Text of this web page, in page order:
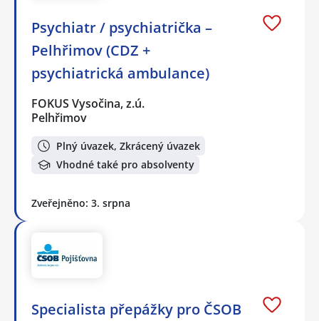
Psychiatr / psychiatrička –
Pelhřimov (CDZ +
psychiatrická ambulance)
FOKUS Vysočina, z.ú.
Pelhřimov
Plný úvazek, Zkrácený úvazek
Vhodné také pro absolventy
Zveřejněno: 3. srpna
Specialista přepážky pro ČSOB